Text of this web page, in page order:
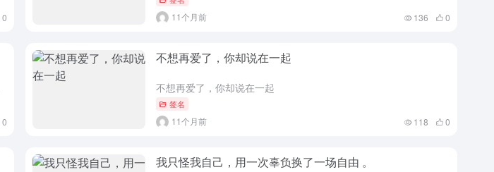
0 11个月前 136 0
0
不想再爱了，你却说在一起
不想再爱了，你却说在一起
签名
11个月前 118 0
我只怪我自己，用一次辜负换了一场自由 。